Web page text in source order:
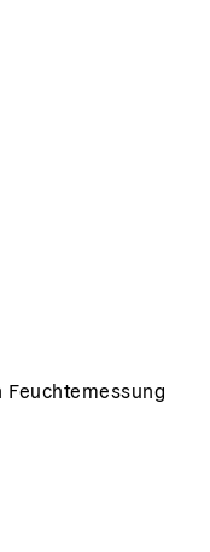
Feuchtemessung